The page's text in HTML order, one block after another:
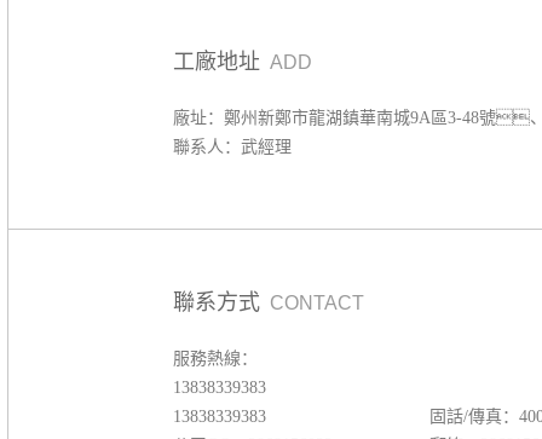
工廠地址 ADD
廠址：鄭州新鄭市龍湖鎮華南城9A區3-48號
聯系人：武經理
聯系方式 CONTACT
服務熱線：
13838339383
13838339383
固話/傳真：